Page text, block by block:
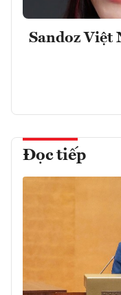
Sandoz Việt
Đọc tiếp